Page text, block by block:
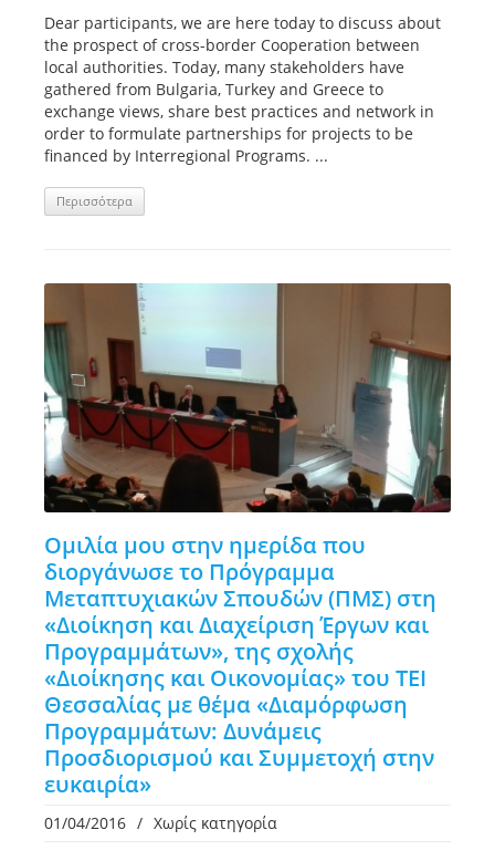
Dear participants, we are here today to discuss about
the prospect of cross-border Cooperation between
local authorities. Today, many stakeholders have
gathered from Bulgaria, Turkey and Greece to
exchange views, share best practices and network in
order to formulate partnerships for projects to be
financed by Interregional Programs. ...
Περισσότερα
Ομιλία μου στην ημερίδα που
διοργάνωσε το Πρόγραμμα
Μεταπτυχιακών Σπουδών (ΠΜΣ) στη
«Διοίκηση και Διαχείριση Έργων και
Προγραμμάτων», της σχολής
«Διοίκησης και Οικονομίας» του ΤΕΙ
Θεσσαλίας με θέμα «Διαμόρφωση
Προγραμμάτων: Δυνάμεις
Προσδιορισμού και Συμμετοχή στην
ευκαιρία»
01/04/2016 / Χωρίς κατηγορία